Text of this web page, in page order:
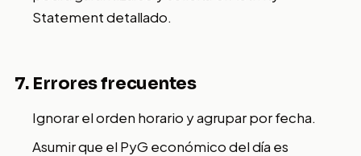
Statement detallado.
7. Errores frecuentes
Ignorar el orden horario y agrupar por fecha.
Asumir que el PyG económico del día es